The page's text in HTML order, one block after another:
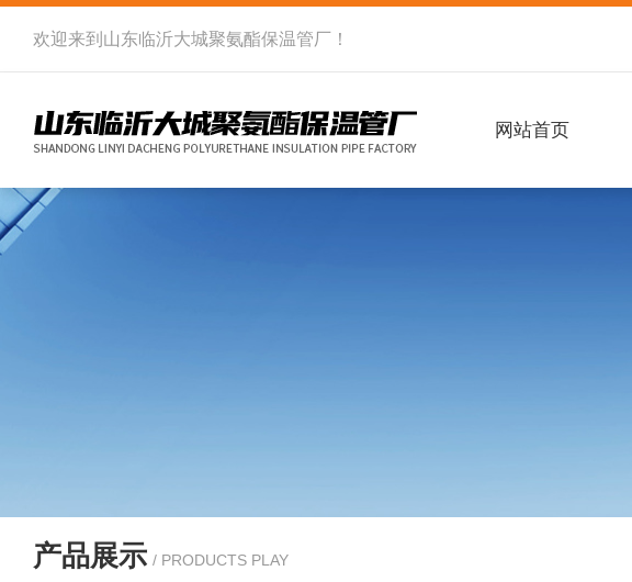
欢迎来到 山东临沂大城聚氨酯保温管厂 ！
网站首页
产品展示 / PRODUCTS PLAY